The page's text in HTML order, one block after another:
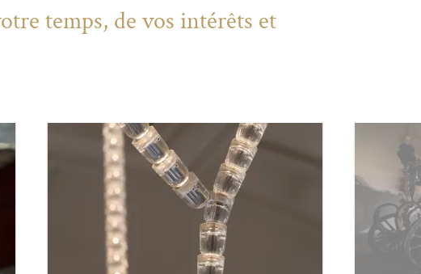
temps, de vos intérêts et